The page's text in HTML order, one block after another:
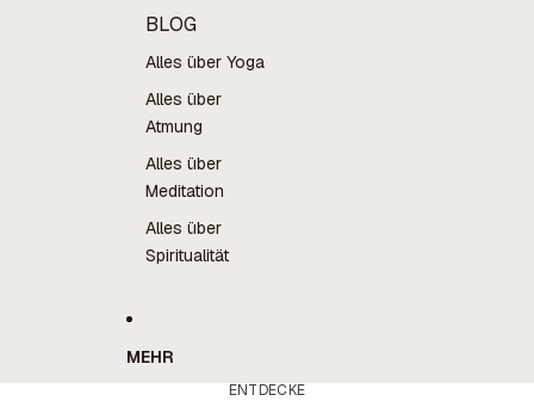
BLOG
Alles über Yoga
Alles über
Atmung
Alles über
Meditation
Alles über
Spiritualität
MEHR
ENTDECKE